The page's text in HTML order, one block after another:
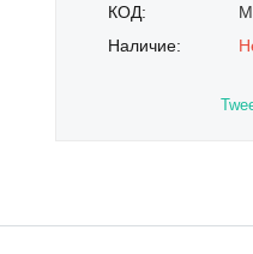
КОД:
Наличие: